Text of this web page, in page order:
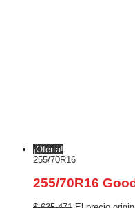
¡Oferta!
255/70R16
255/70R16